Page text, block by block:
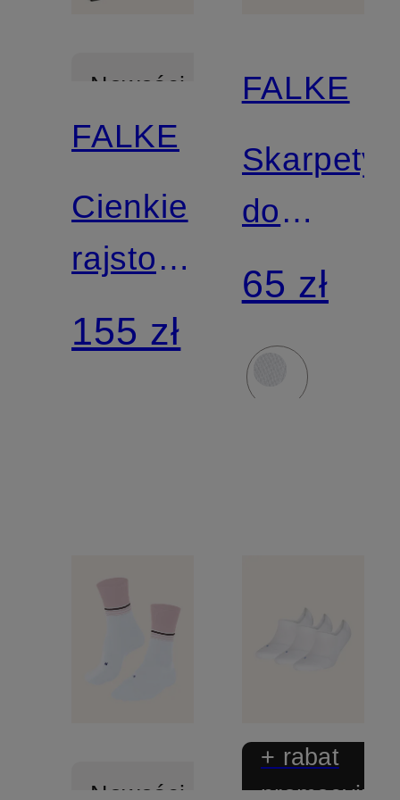
Nowości
FALKE
Cienkie
rajstopy
HOLLY
155 zł
FALKE
Skarpety
do
obuwia
COOL
65 zł
Nowości
+ rabat
promocyjny